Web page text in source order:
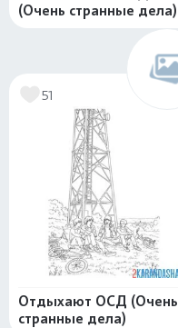
(Очень странные дела)
51
Отдыхают ОСД (Очень
странные дела)